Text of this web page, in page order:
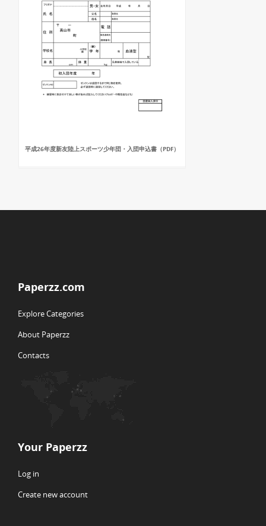
平成26年度新友陸上スポーツ少年団・入団申込書（PDF）
Paperzz.com
Explore Categories
About Paperzz
Contacts
Your Paperzz
Log in
Create new account